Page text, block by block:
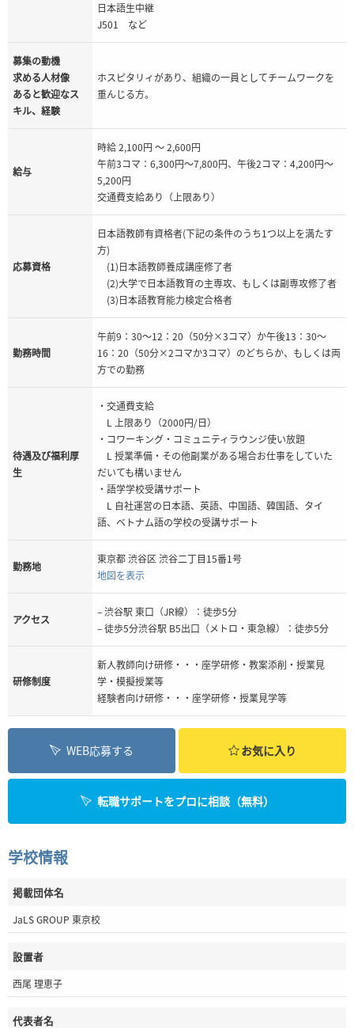
日本語生中継
J501 など
募集の動機
求める人材像
あると歓迎なス
キル、経験
ホスピタリィがあり、組織の一員としてチームワークを
重んじる方。
給与
時給 2,100円 ～ 2,600円
午前3コマ：6,300円～7,800円、午後2コマ：4,200円～
5,200円
交通費支給あり（上限あり）
応募資格
日本語教師有資格者(下記の条件のうち1つ以上を満たす
方)
(1)日本語教師養成講座修了者
(2)大学で日本語教育の主専攻、もしくは副専攻修了者
(3)日本語教育能力検定合格者
勤務時間
午前9：30～12：20（50分×3コマ）か午後13：30～
16：20（50分×2コマか3コマ）のどちらか、もしくは両
方での勤務
待遇及び福利厚
生
・交通費支給
L 上限あり（2000円/日）
・コワーキング・コミュニティラウンジ使い放題
L 授業準備・その他副業がある場合お仕事をしていた
だいても構いません
・語学学校受講サポート
L 自社運営の日本語、英語、中国語、韓国語、タイ
語、ベトナム語の学校の受講サポート
勤務地
東京都 渋谷区 渋谷二丁目15番1号
地図を表示
アクセス
– 渋谷駅 東口（JR線）：徒歩5分
– 徒歩5分渋谷駅 B5出口（メトロ・東急線）：徒歩5分
研修制度
新人教師向け研修・・・座学研修・教案添削・授業見
学・模擬授業等
経験者向け研修・・・座学研修・授業見学等
WEB応募する お気に入り
転職サポートをプロに相談（無料）
学校情報
掲載団体名
JaLS GROUP 東京校
設置者
西尾 理恵子
代表者名